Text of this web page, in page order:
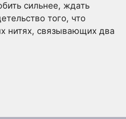
сильнее, ждать
того, что
нитях, связывающих два